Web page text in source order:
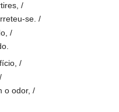
/
se. /
/
/
o odor, /